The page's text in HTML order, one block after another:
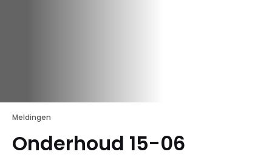
Meldingen
Onderhoud 15-06